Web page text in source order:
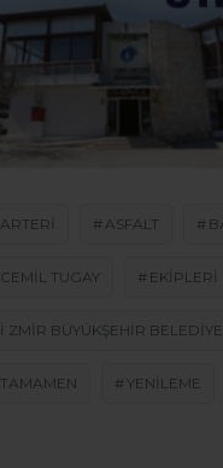
ARTERI ASFALT
CEMIL TUGAY EKIPLERI
I ZMIR BÜYÜKŞEHIR
TAMAMEN YENILEME